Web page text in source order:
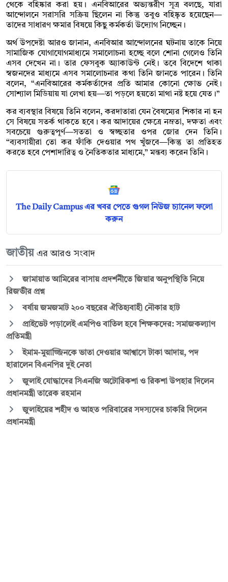
থেকে বহিষ্কার করা হয়। এনবিআরের অভ্যন্তরীণ সূত্র বলছে, যারা
আন্দোলনে সরাসরি সক্রিয় ছিলেন না কিন্তু তবুও বহিষ্কৃত হয়েছেন—
তাদের সাধারণ ক্ষমার বিষয়ে কিছু কর্মকর্তা উদ্যোগ নিচ্ছেন।
অর্থ উপদেষ্টা আরও জানান, এনবিআর আন্দোলনের ঘটনায় তাকে নিয়ে
সামাজিক যোগাযোগমাধ্যমে সমালোচনা হচ্ছে বলে শোনা গেলেও তিনি
এসব দেখেন না। তার ফেসবুক অ্যাকাউন্ট নেই। তবে বিদেশে থাকা
স্বজনদের মাধ্যমে এসব সমালোচনার কথা তিনি জানতে পারেন। তিনি
বলেন, “এনবিআরের কর্মকর্তাদের প্রতি আমার কোনো ক্ষোভ নেই।
সোশ্যাল মিডিয়ায় যা লেখা হয়—তা পড়লে হয়তো মাথা নষ্ট হয়ে যেত।”
কর ব্যবস্থার বিষয়ে তিনি বলেন, করদাতারা যেন বৈষম্যের শিকার না হন
সে বিষয়ে সতর্ক থাকতে হবে। কর আদায়ের ক্ষেত্রে নম্রতা, দক্ষতা এবং
সবচেয়ে গুরুত্বপূর্ণ—সততা ও স্বচ্ছতার ওপর জোর দেন তিনি।
“ব্যবসায়ীরা তো কর ফাঁকি দেওয়ার পথ খুঁজবে—কিন্তু তা প্রতিহত
করতে হবে পেশাদারিত্ব ও নৈতিকতার মাধ্যমে,” মন্তব্য করেন তিনি।
The Daily Campus এর খবর পেতে গুগল নিউজ চ্যানেল ফলো
করুন
জাতীয় এর আরও সংবাদ
জামায়াত আমিরের বাসায় প্রদর্শনীতে জিয়ার অনুপস্থিতি নিয়ে
রিজভীর প্রশ্ন
বর্ষায় জমজমাট ২০০ বছরের ঐতিহ্যবাহী নৌকার হাট
প্রাইভেট পড়ালেই এমপিও বাতিল হবে শিক্ষকদের: সমাজকল্যাণ
প্রতিমন্ত্রী
ইমাম-মুয়াজ্জিনকে ভাতা দেওয়ার আশ্বাসে টাকা আদায়, পদ
হারালেন বিএনপির দুই নেতা
জুলাই যোদ্ধাদের সিএনজি অটোরিকশা ও রিকশা উপহার দিলেন
প্রধানমন্ত্রী তারেক রহমান
জুলাইয়ের শহীদ ও আহত পরিবারের সদস্যদের চাকরি দিলেন
প্রধানমন্ত্রী